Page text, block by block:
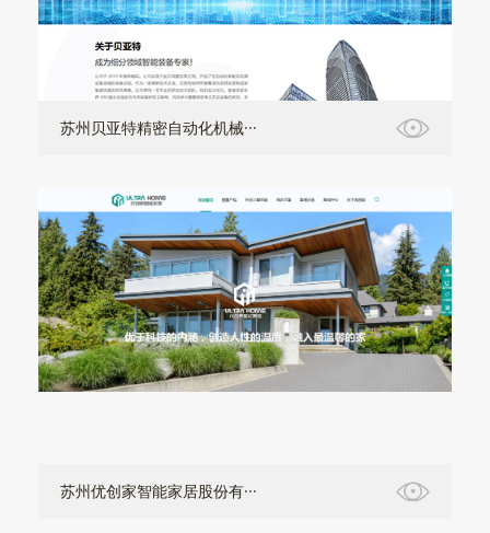
苏州贝亚特精密自动化机械···
苏州优创家智能家居股份有···